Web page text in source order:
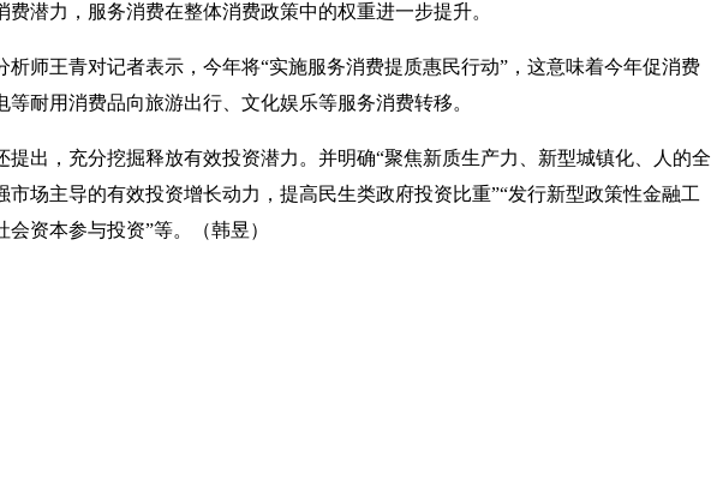
潜力，服务消费在整体消费政策中的权重进一步提升。
析师王青对记者表示，今年将“实施服务消费提质惠民行动”，这意味着今年促消费
等耐用消费品向旅游出行、文化娱乐等服务消费转移。
提出，充分挖掘释放有效投资潜力。并明确“聚焦新质生产力、新型城镇化、人的全
市场主导的有效投资增长动力，提高民生类政府投资比重”“发行新型政策性金融工
资本参与投资”等。（韩昱）